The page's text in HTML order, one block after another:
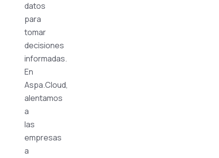
datos
para
tomar
decisiones
informadas.
En
Aspa.Cloud,
alentamos
a
las
empresas
a